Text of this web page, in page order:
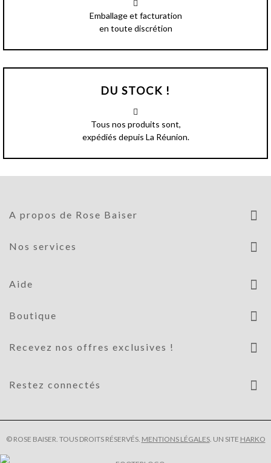
Emballage et facturation
en toute discrétion
DU STOCK !
Tous nos produits sont,
expédiés depuis La Réunion.
A propos de Rose Baiser
Nos services
Aide
Boutique
Recevez nos offres exclusives !
Restez connectés
© ROSE BAISER. TOUS DROITS RÉSERVÉS. MENTIONS LÉGALES. UN SITE HARKO